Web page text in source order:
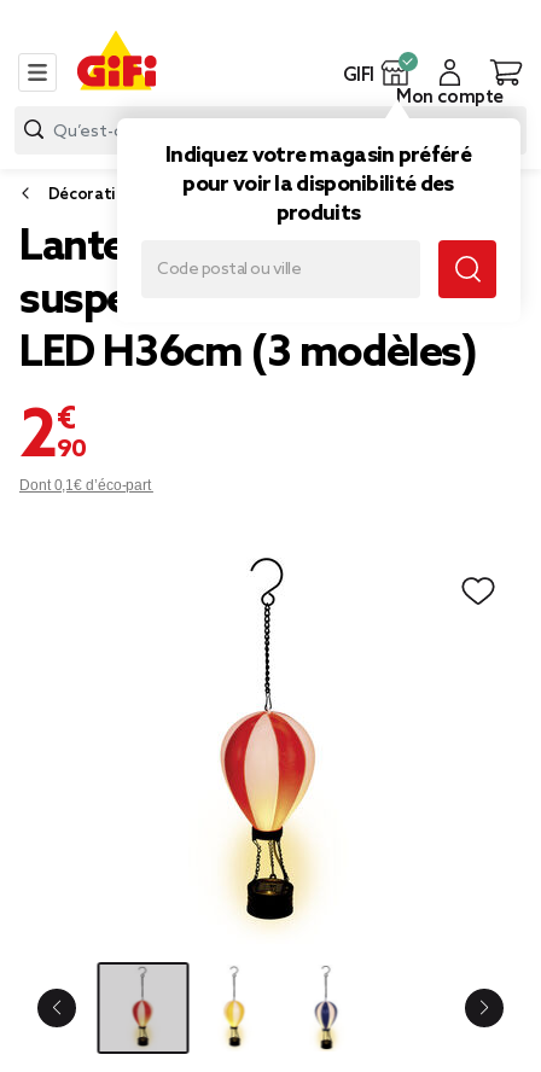
GIFI
Indiquez votre magasin préféré
pour voir la disponibilité des
produits
Mon compte
Décoration lumineuse extérieure
Lanterne solaire à
suspendre mongolfière
LED H36cm (3 modèles)
2,90 €
Dont 0,1€ d’éco-part